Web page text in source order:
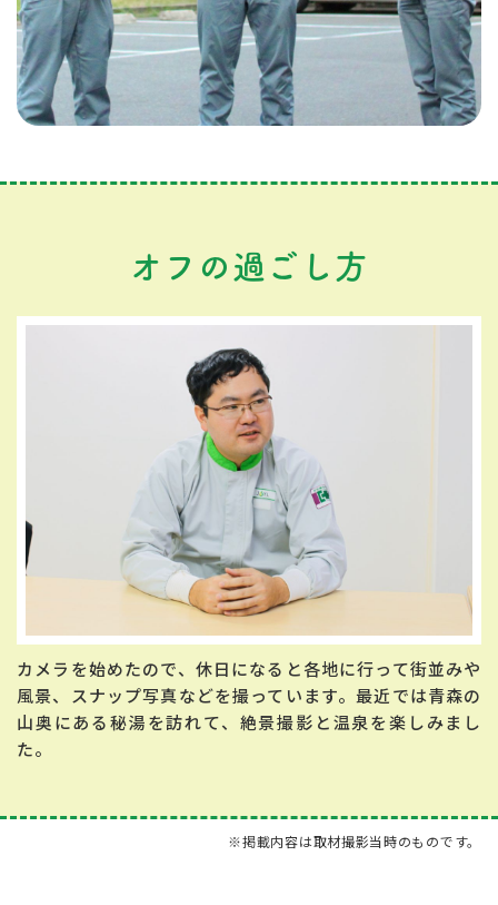
オフの過ごし方
カメラを始めたので、休日になると各地に行って街並みや
風景、スナップ写真などを撮っています。最近では青森の
山奥にある秘湯を訪れて、絶景撮影と温泉を楽しみまし
た。
※掲載内容は取材撮影当時のものです。